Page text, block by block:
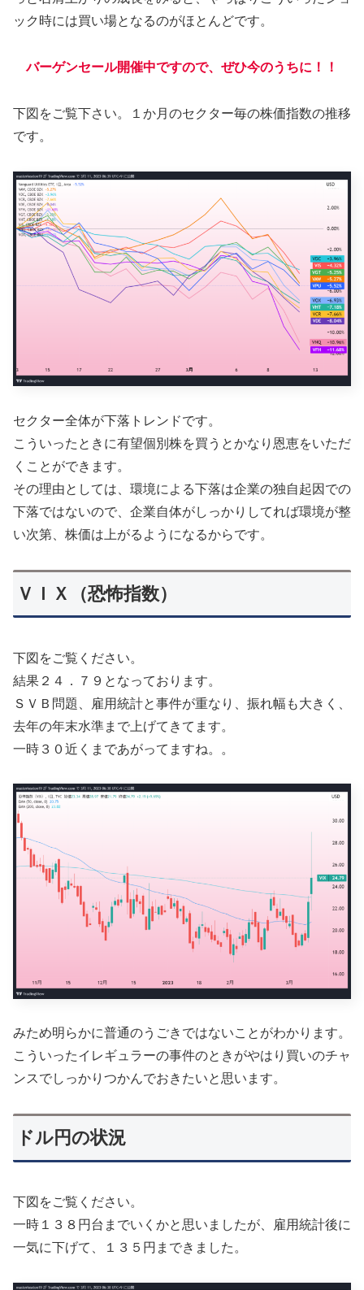
ック時には買い場となるのがほとんどです。
バーゲンセール開催中ですので、ぜひ今のうちに！！
下図をご覧下さい。１か月のセクター毎の株価指数の推移
です。
セクター全体が下落トレンドです。
こういったときに有望個別株を買うとかなり恩恵をいただ
くことができます。
その理由としては、環境による下落は企業の独自起因での
下落ではないので、企業自体がしっかりしてれば環境が整
い次第、株価は上がるようになるからです。
ＶＩＸ（恐怖指数）
下図をご覧ください。
結果２４．７９となっております。
ＳＶＢ問題、雇用統計と事件が重なり、振れ幅も大きく、
去年の年末水準まで上げてきてます。
一時３０近くまであがってますね。。
みため明らかに普通のうごきではないことがわかります。
こういったイレギュラーの事件のときがやはり買いのチャ
ンスでしっかりつかんでおきたいと思います。
ドル円の状況
下図をご覧ください。
一時１３８円台までいくかと思いましたが、雇用統計後に
一気に下げて、１３５円まできました。